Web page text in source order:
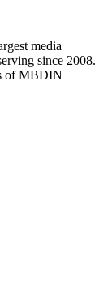
since 2008.
of MBDIN